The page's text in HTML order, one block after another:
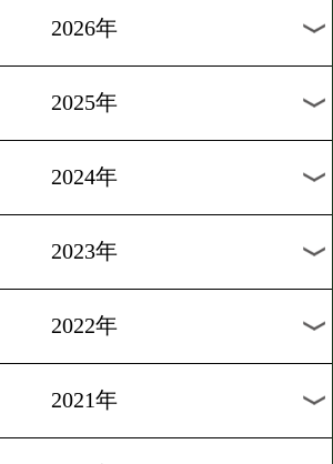
戦うときは相手の“どこ”を
[飯田覚士のコラム]2018.9.3
視”ができていないから?
[緊急告知]2018.7.4
木村悠と伊藤雅雪の世界挑
応援しよう!
1